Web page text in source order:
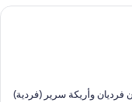
للفراش لا تسبب الحساسية
فرديان‫‬ وأريكة سرير (فردية)